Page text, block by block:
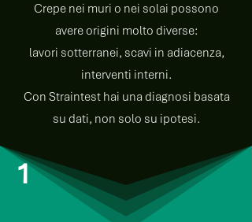
Crepe nei muri o nei solai possono
avere origini molto diverse:
lavori sotterranei, scavi in adiacenza,
interventi interni.
Con Straintest hai una diagnosi basata
su dati, non solo su ipotesi.
1